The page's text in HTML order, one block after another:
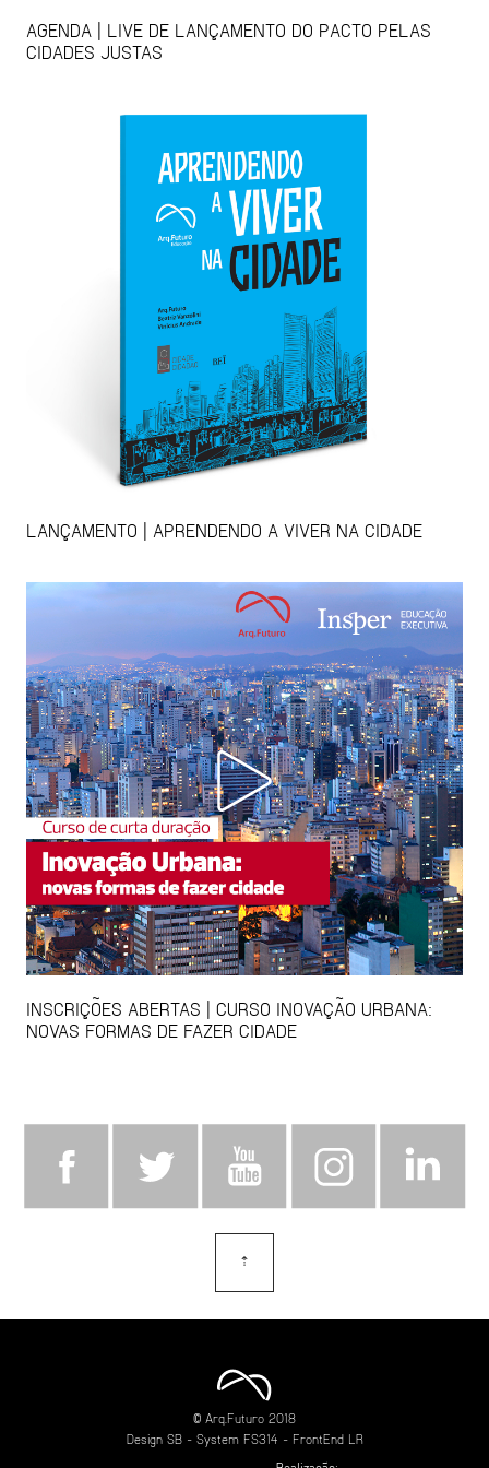
AGENDA | LIVE DE LANÇAMENTO DO PACTO PELAS
CIDADES JUSTAS
LANÇAMENTO | APRENDENDO A VIVER NA CIDADE
INSCRIÇÕES ABERTAS | CURSO INOVAÇÃO URBANA:
NOVAS FORMAS DE FAZER CIDADE
⇡
© Arq.Futuro 2018
Design SB- System FS314 - FrontEnd LR